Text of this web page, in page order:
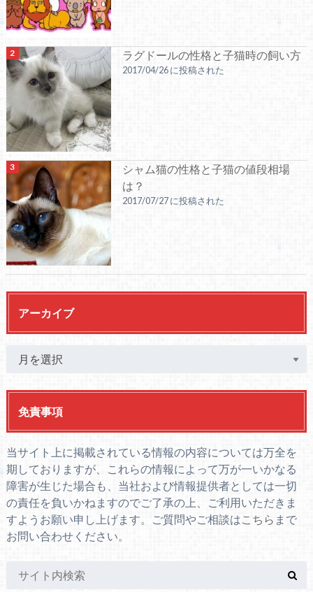
ラグドールの性格と子猫時の飼い方
2017/04/26 に投稿された
シャム猫の性格と子猫の値段相場
は？
2017/07/27 に投稿された
アーカイブ
免責事項
当サイト上に掲載されている情報の内容については万全を
期しておりますが、これらの情報によって万が一いかなる
障害が生じた場合も、当社および情報提供者としては一切
の責任を負いかねますのでご了承の上、ご利用いただきま
すようお願い申し上げます。ご質問やご相談はこちら まで
お問い合わせください。